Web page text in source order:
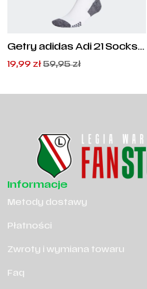
Getry adidas Adi 21 Socks -
Pierwotna
Aktualna
19,99 zł 59,95zł
Informacje
Metody dostawy
Płatności
Zwroty i wymiana towaru
Faq